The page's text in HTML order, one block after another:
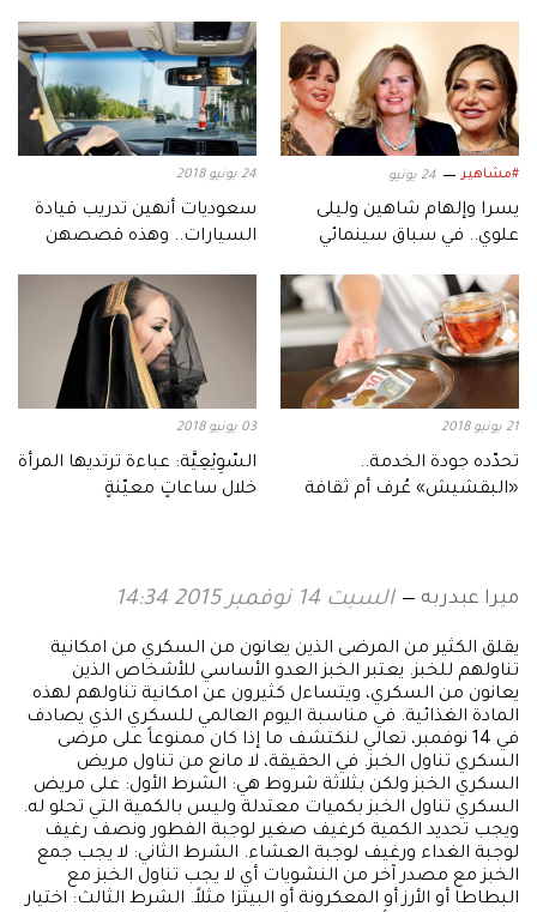
#مشاهير 24 يونيو
يسرا وإلهام شاهين وليلى
علوي.. في سباق سينمائي
24 يونيو 2018
سعوديات أنهين تدريب قيادة
السيارات.. وهذه قصصهن
21 يونيو 2018
تحدّده جودة الخدمة..
«البقشيش» عُرف أم ثقافة
03 يونيو 2018
السّوِيْعِيَّة: عباءة ترتديها المرأة
خلال ساعاتٍ معيّنةٍ
ميرا عبدربه السبت 14 نوفمبر 2015 14:34
يقلق الكثير من المرضى الذين يعانون من السكري من امكانية
تناولهم للخبز. يعتبر الخبز العدو الأساسي للأشخاص الذين
يعانون من السكري، ويتساءل كثيرون عن امكانية تناولهم لهذه
المادة الغذائية. في مناسبة اليوم العالمي للسكري الذي يصادف
في 14 نوفمبر، تعالي لنكتشف ما إذا كان ممنوعاً على مرضى
السكري تناول الخبز. في الحقيقة، لا مانع من تناول مريض
السكري الخبز ولكن بثلاثة شروط هي: الشرط الأول: على مريض
السكري تناول الخبز بكميات معتدلة وليس بالكمية التي تحلو له.
ويجب تحديد الكمية كرغيف صغير لوجبة الفطور ونصف رغيف
لوجبة الغداء ورغيف لوجبة العشاء. الشرط الثاني: لا يجب جمع
الخبز مع مصدر آخر من النشويات أي لا يجب تناول الخبز مع
البطاطا أو الأرز أو المعكرونة أو البيتزا مثلاً. الشرط الثالث: اختيار